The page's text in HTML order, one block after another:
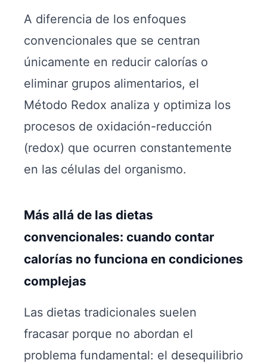
A diferencia de los enfoques
convencionales que se centran
únicamente en reducir calorías o
eliminar grupos alimentarios, el
Método Redox analiza y optimiza los
procesos de oxidación-reducción
(redox) que ocurren constantemente
en las células del organismo.
Más allá de las dietas
convencionales: cuando contar
calorías no funciona en condiciones
complejas
Las dietas tradicionales suelen
fracasar porque no abordan el
problema fundamental: el desequilibrio